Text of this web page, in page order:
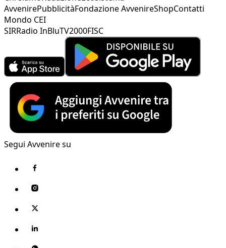
AvvenirePubblicitàFondazione AvvenireShopContatti
Mondo CEI
SIRRadio InBluTV2000FISC
Segui Avvenire su